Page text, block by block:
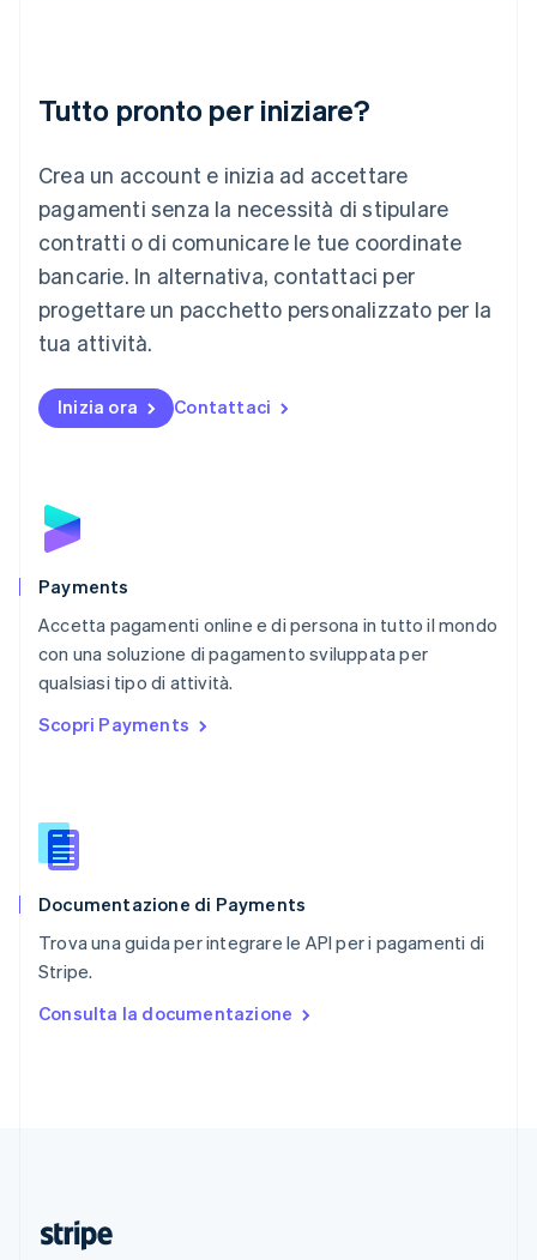
Tutto pronto per iniziare?
Crea un account e inizia ad accettare
pagamenti senza la necessità di stipulare
contratti o di comunicare le tue coordinate
bancarie. In alternativa, contattaci per
progettare un pacchetto personalizzato per la
tua attività.
Inizia ora Contattaci
Payments
Accetta pagamenti online e di persona in tutto il mondo
con una soluzione di pagamento sviluppata per
qualsiasi tipo di attività.
Scopri Payments
Documentazione di Payments
Trova una guida per integrare le API per i pagamenti di
Stripe.
Consulta la documentazione
Lituania
Lussemburgo
Deutsch English
Malaysia
English 简体中文
Malta
Messico
EspañolEnglish
English
Nuova Zelanda
Polonia
English
Português
English简体中文
Regno Unito
English
English
English
Slovacchia
Slovenia
Spagna
Español
English Español简体中文